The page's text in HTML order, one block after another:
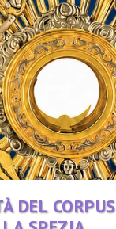
DEL CORPUS